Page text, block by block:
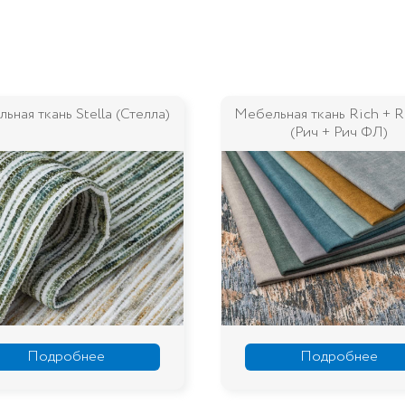
ткань Rich + Rich FL
Подробнее
Мебельная ткань Palma
Подробнее